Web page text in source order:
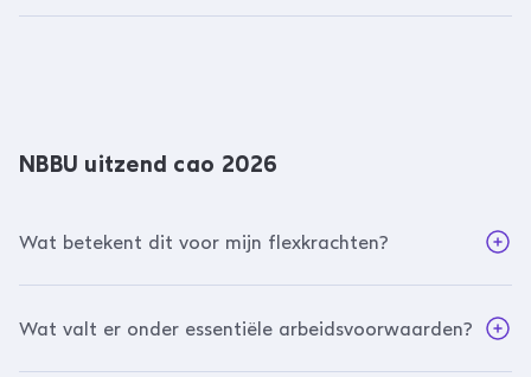
NBBU uitzend cao 2026
Wat betekent dit voor mijn flexkrachten?
Wat valt er onder essentiële arbeidsvoorwaarden?